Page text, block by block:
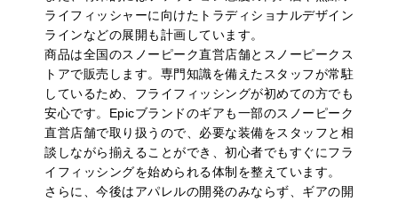
ライフィッシャーに向けたトラディショナルデザイン
ラインなどの展開も計画しています。
商品は全国のスノーピーク直営店舗とスノーピークス
トアで販売します。専門知識を備えたスタッフが常駐
しているため、フライフィッシングが初めての方でも
安心です。Epicブランドのギアも一部のスノーピーク
直営店舗で取り扱うので、必要な装備をスタッフと相
談しながら揃えることができ、初心者でもすぐにフラ
イフィッシングを始められる体制を整えています。
さらに、今後はアパレルの開発のみならず、ギアの開